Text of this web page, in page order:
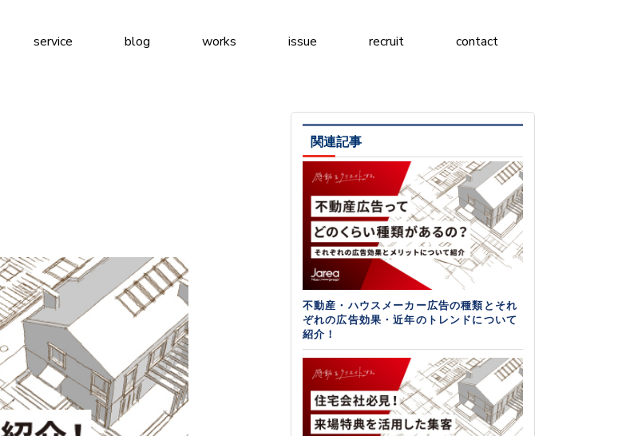
service blog works issue recruit contact
関連記事
不動産・ハウスメーカー広告の種類とそれ
ぞれの広告効果・近年のトレンドについて
紹介！